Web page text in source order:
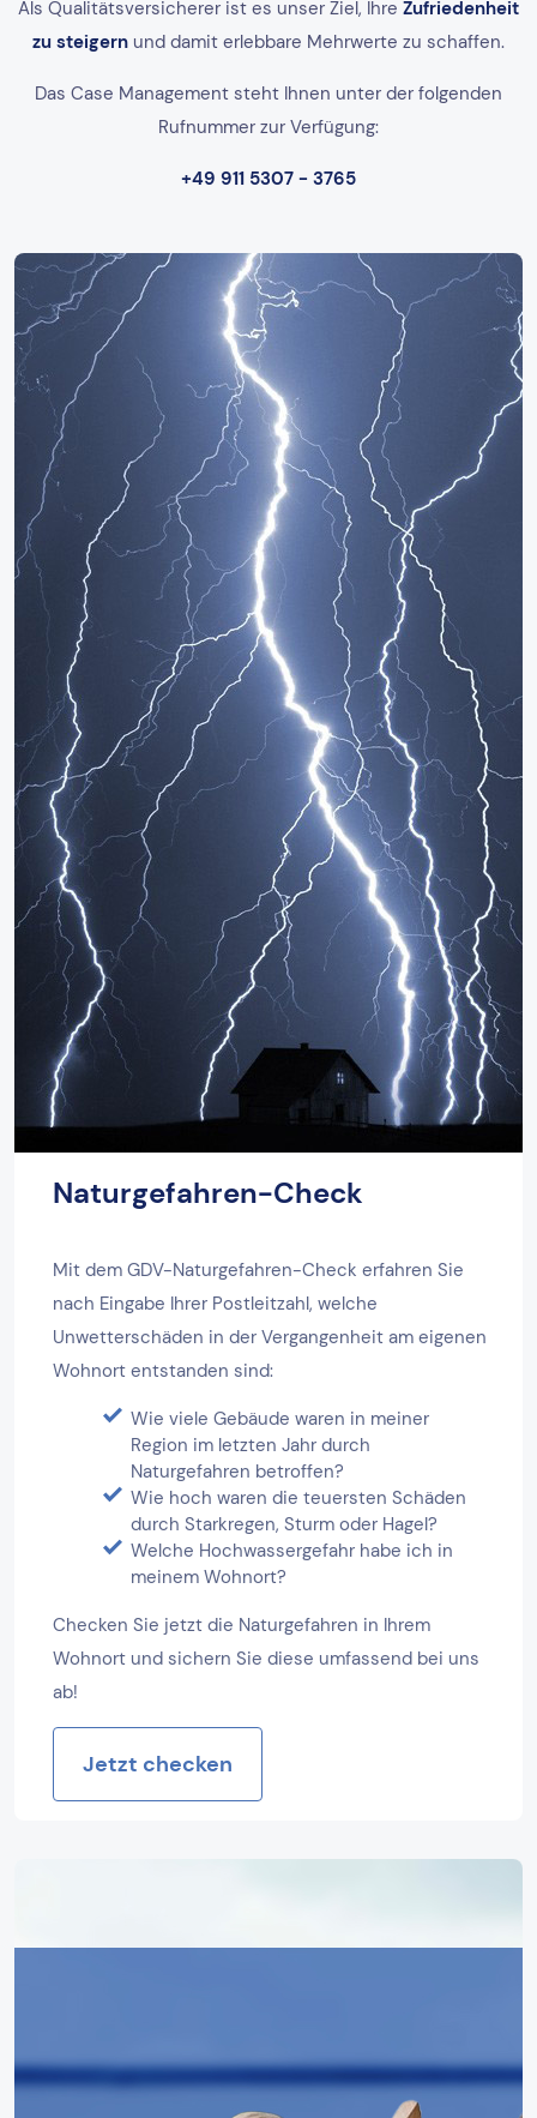
Als Qualitätsversicherer ist es unser Ziel, Ihre Zufriedenheit
zu steigern und damit erlebbare Mehrwerte zu schaffen.
Das Case Management steht Ihnen unter der folgenden
Rufnummer zur Verfügung:
+49 911 5307 - 3765
Naturgefahren-Check
Mit dem GDV-Naturgefahren-Check erfahren Sie
nach Eingabe Ihrer Postleitzahl, welche
Unwetterschäden in der Vergangenheit am eigenen
Wohnort entstanden sind:
Wie viele Gebäude waren in meiner
Region im letzten Jahr durch
Naturgefahren betroffen?
Wie hoch waren die teuersten Schäden
durch Starkregen, Sturm oder Hagel?
Welche Hochwassergefahr habe ich in
meinem Wohnort?
Checken Sie jetzt die Naturgefahren in Ihrem
Wohnort und sichern Sie diese umfassend bei uns
ab!
Jetzt checken